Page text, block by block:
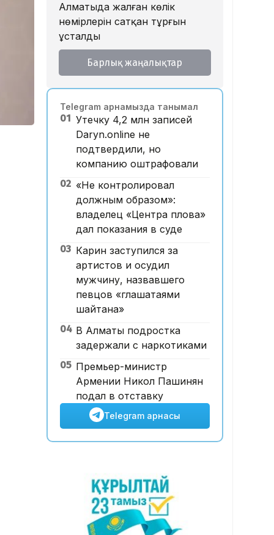
Алматыда жалған көлік
нөмірлерін сатқан тұрғын
ұсталды
17:29, 07 Тамыз 2026
ЕҮАК отырысында
16:49, 07 Тамыз 2026
Алматыдағы «Байсат»
базары аукционда 24,7 млрд
теңгеге сатылды
Қазақстанда аукцион өткізу
тәртібі өзгертілмек: кепілдік
жарна құны қымбаттайды
15:11, 07 Тамыз 2026
Мемлекеттік грант
иегерлерінің тізімі
жарияланды: 75 мыңнан
астам талапкер тегін білім
Барлық жаңалықтар
Telegram арнамызда танымал
01 Утечку 4,2 млн записей
Daryn.online не
подтвердили, но
компанию оштрафовали
02 «Не контролировал
должным образом»:
владелец «Центра плова»
дал показания в суде
03 Карин заступился за
артистов и осудил
мужчину, назвавшего
певцов «глашатаями
шайтана»
04 В Алматы подростка
задержали с наркотиками
05 Премьер-министр
Армении Никол Пашинян
подал в отставку
Telegram арнасы